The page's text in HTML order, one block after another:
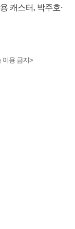
캐스터, 박주호·
이용 금지>